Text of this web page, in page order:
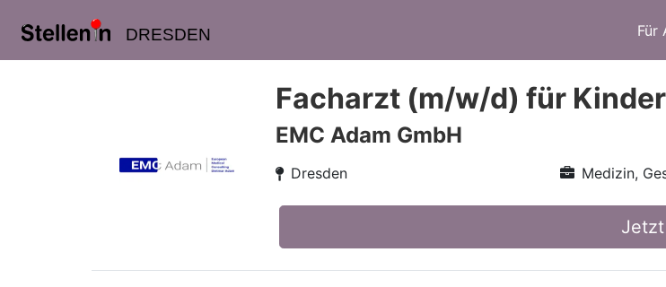
DRESDEN Für
Facharzt (m/w/d) für
EMC Adam GmbH
Dresden Medizin,